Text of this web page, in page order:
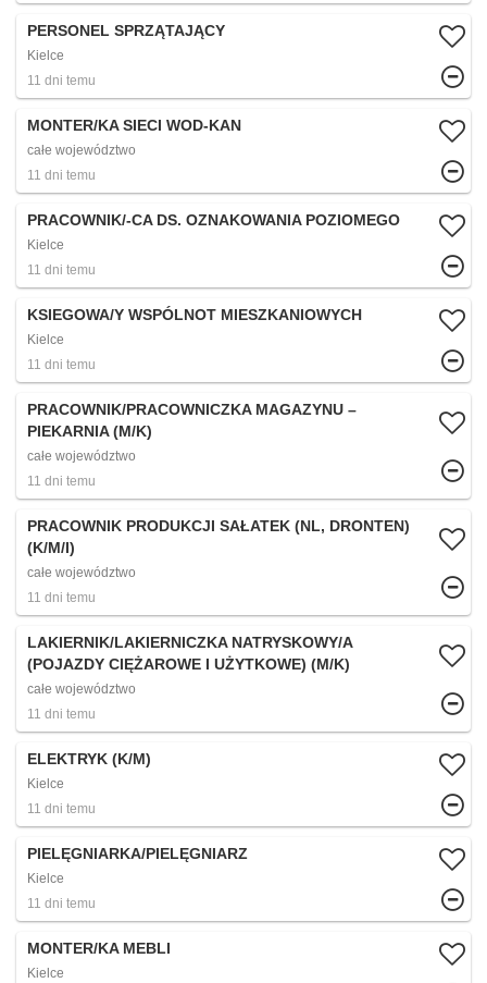
PERSONEL SPRZĄTAJĄCY
Kielce
11 dni temu
MONTER/KA SIECI WOD-KAN
całe województwo
11 dni temu
PRACOWNIK/-CA DS. OZNAKOWANIA POZIOMEGO
Kielce
11 dni temu
KSIEGOWA/Y WSPÓLNOT MIESZKANIOWYCH
Kielce
11 dni temu
PRACOWNIK/PRACOWNICZKA MAGAZYNU –
PIEKARNIA (M/K)
całe województwo
11 dni temu
PRACOWNIK PRODUKCJI SAŁATEK (NL, DRONTEN)
(K/M/I)
całe województwo
11 dni temu
LAKIERNIK/LAKIERNICZKA NATRYSKOWY/A
(POJAZDY CIĘŻAROWE I UŻYTKOWE) (M/K)
całe województwo
11 dni temu
ELEKTRYK (K/M)
Kielce
11 dni temu
PIELĘGNIARKA/PIELĘGNIARZ
Kielce
11 dni temu
MONTER/KA MEBLI
Kielce